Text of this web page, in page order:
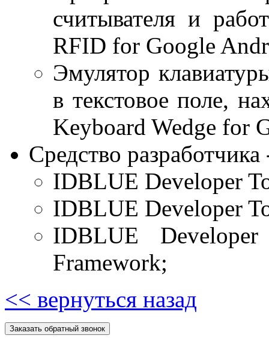
считывателя и
RFID for Google
Эмулятор
в текстовое поле,
Keyboard Wedge for
Средство
IDBLUE Developer
IDBLUE Developer
IDBLUE
Framework;
<< вернуться назад
Заказать обратный звонок